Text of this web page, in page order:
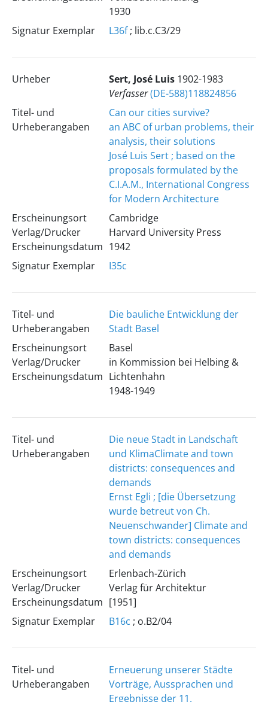
1930
Signatur Exemplar
L36f; lib.c.C3/29
Urheber Sert, José Luis 1902-1983
Verfasser(DE-588)118824856
Titel- und
Urheberangaben
Can our cities survive?
an ABC of urban problems, their
analysis, their solutions
José Luis Sert ; based on the
proposals formulated by the
C.I.A.M., International Congress
for Modern Architecture
Erscheinungsort
Verlag/Drucker
Erscheinungsdatum
Cambridge
Harvard University Press
1942
Signatur Exemplar
I35c
Titel- und
Urheberangaben
Die bauliche Entwicklung der
Stadt Basel
Erscheinungsort
Verlag/Drucker
Erscheinungsdatum
Basel
in Kommission bei Helbing &
Lichtenhahn
1948-1949
Titel- und
Urheberangaben
Die neue Stadt in Landschaft
und KlimaClimate and town
districts: consequences and
demands
Ernst Egli ; [die Übersetzung
wurde betreut von Ch.
Neuenschwander] Climate and
town districts: consequences
and demands
Erscheinungsort
Verlag/Drucker
Erscheinungsdatum
Erlenbach-Zürich
Verlag für Architektur
[1951]
Signatur Exemplar
B16c ; o.B2/04
Titel- und
Urheberangaben
Erneuerung unserer Städte
Vorträge, Aussprachen und
Ergebnisse der 11.